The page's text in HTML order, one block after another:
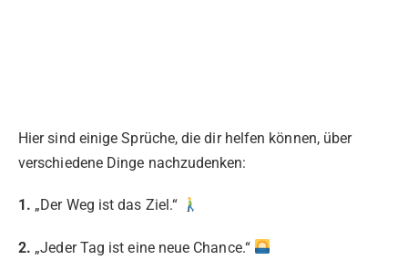
Hier sind einige Sprüche, die dir helfen können, über
verschiedene Dinge nachzudenken:
1. „Der Weg ist das Ziel.“
2. „Jeder Tag ist eine neue Chance.“